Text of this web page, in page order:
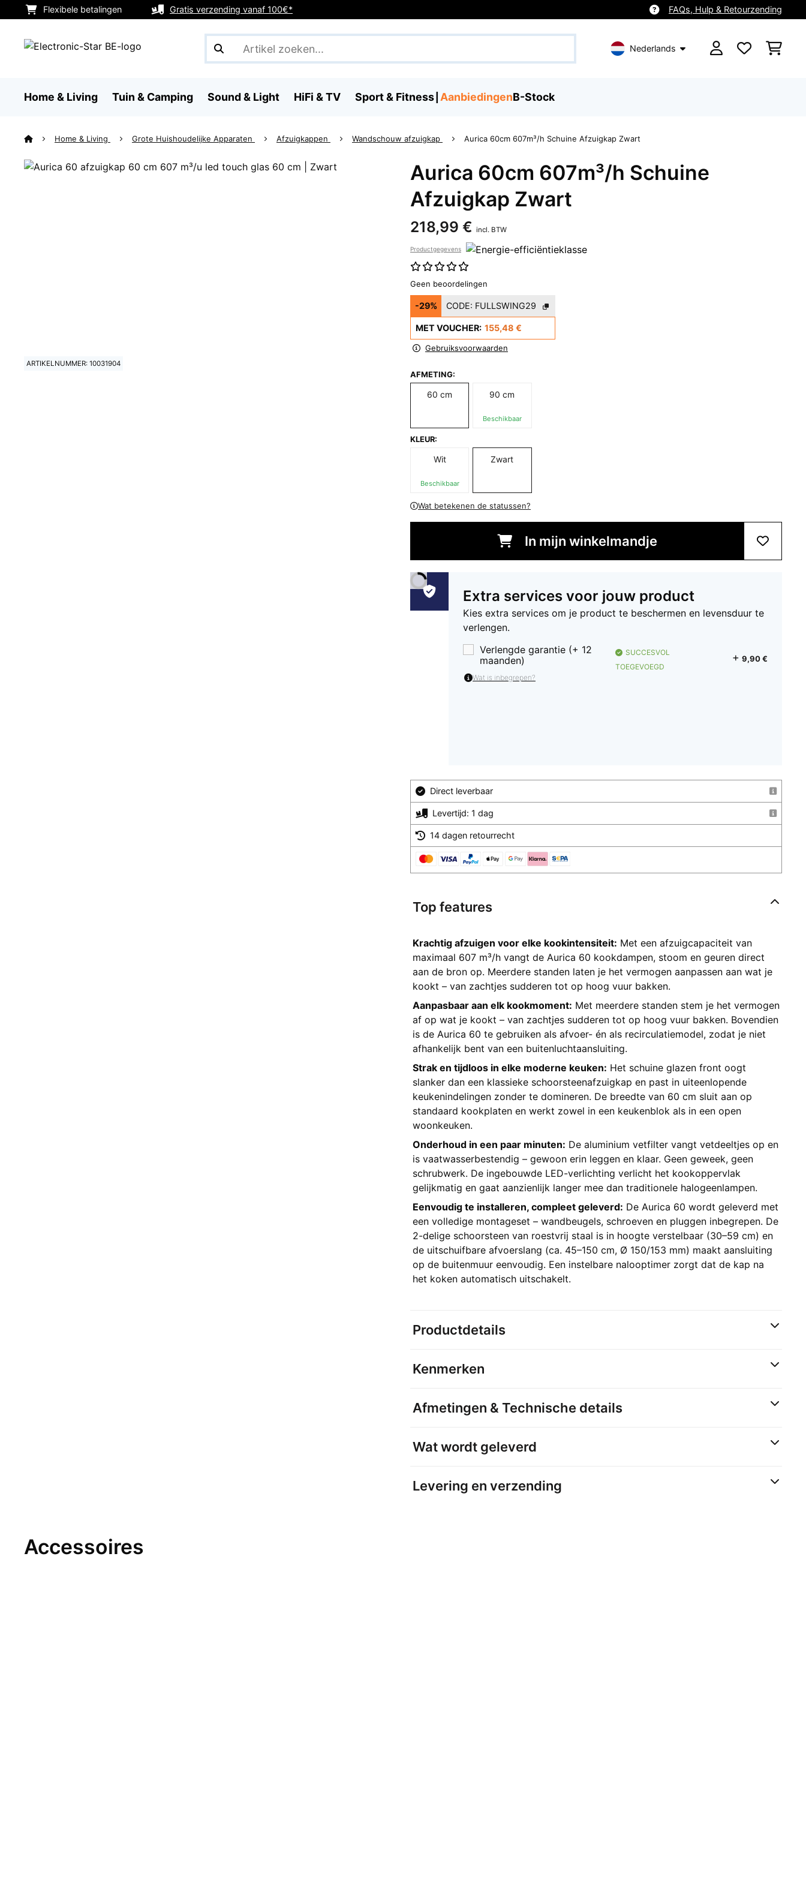
Flexibele betalingen Gratis verzending vanaf 100€* FAQs, Hulp & Retourzending
Nederlands
Home & Living Tuin & Camping Sound & Light HiFi & TV Sport & Fitness AanbiedingenB-Stock
Home & Living Grote Huishoudelijke Apparaten Afzuigkappen Wandschouw afzuigkap Aurica 60cm 607m³/h Schuine Afzuigkap Zwart
ARTIKELNUMMER: 10031904
Aurica 60cm 607m³/h Schuine
Afzuigkap Zwart
218,99 € incl. BTW
Productgegevens
Geen beoordelingen
-29% CODE: FULLSWING29
MET VOUCHER: 155,48 €
Gebruiksvoorwaarden
AFMETING:
60 cm 90 cm
Beschikbaar
KLEUR:
Wit
Beschikbaar
Zwart
Wat betekenen de statussen?
In mijn winkelmandje
Extra services voor jouw product
Kies extra services om je product te beschermen en levensduur te
verlengen.
Verlengde garantie (+ 12
maanden)
SUCCESVOL
TOEGEVOEGD
9,90 €
Wat is inbegrepen?
Direct leverbaar
Levertijd: 1 dag
14 dagen retourrecht
Top features
Krachtig afzuigen voor elke kookintensiteit: Met een afzuigcapaciteit van
maximaal 607 m³/h vangt de Aurica 60 kookdampen, stoom en geuren direct
aan de bron op. Meerdere standen laten je het vermogen aanpassen aan wat je
kookt – van zachtjes sudderen tot op hoog vuur bakken.
Aanpasbaar aan elk kookmoment: Met meerdere standen stem je het vermogen
af op wat je kookt – van zachtjes sudderen tot op hoog vuur bakken. Bovendien
is de Aurica 60 te gebruiken als afvoer- én als recirculatiemodel, zodat je niet
afhankelijk bent van een buitenluchtaansluiting.
Strak en tijdloos in elke moderne keuken: Het schuine glazen front oogt
slanker dan een klassieke schoorsteenafzuigkap en past in uiteenlopende
keukenindelingen zonder te domineren. De breedte van 60 cm sluit aan op
standaard kookplaten en werkt zowel in een keukenblok als in een open
woonkeuken.
Onderhoud in een paar minuten: De aluminium vetfilter vangt vetdeeltjes op en
is vaatwasserbestendig – gewoon erin leggen en klaar. Geen geweek, geen
schrubwerk. De ingebouwde LED-verlichting verlicht het kookoppervlak
gelijkmatig en gaat aanzienlijk langer mee dan traditionele halogeenlampen.
Eenvoudig te installeren, compleet geleverd: De Aurica 60 wordt geleverd met
een volledige montageset – wandbeugels, schroeven en pluggen inbegrepen. De
2-delige schoorsteen van roestvrij staal is in hoogte verstelbaar (30–59 cm) en
de uitschuifbare afvoerslang (ca. 45–150 cm, Ø 150/153 mm) maakt aansluiting
op de buitenmuur eenvoudig. Een instelbare nalooptimer zorgt dat de kap na
het koken automatisch uitschakelt.
Productdetails
Kenmerken
Afmetingen & Technische details
Wat wordt geleverd
Levering en verzending
Accessoires